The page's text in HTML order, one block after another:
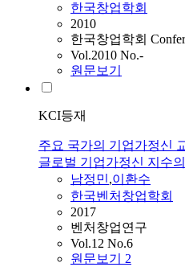
한국창업학회
2010
한국창업학회
Vol.2010 No.-
원문보기
KCI등재
주요 국가의 기업가정신
글로벌 기업가정신 지수
남정민,이환수
한국벤처창업학회
2017
벤처창업연구
Vol.12 No.6
원문보기 2